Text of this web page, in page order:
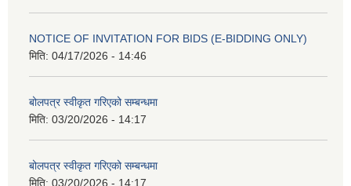
NOTICE OF INVITATION FOR BIDS (E-BIDDING ONLY)
मिति: 04/17/2026 - 14:46
बोलपत्र स्वीकृत गरिएको सम्बन्धमा
मिति: 03/20/2026 - 14:17
बोलपत्र स्वीकृत गरिएको सम्बन्धमा
मिति: 03/20/2026 - 14:17